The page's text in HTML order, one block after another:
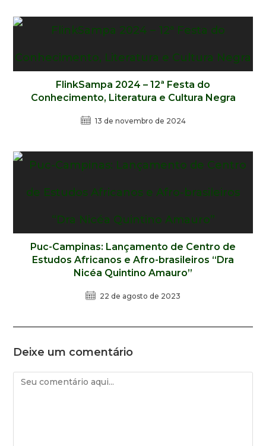
FlinkSampa 2024 – 12ª Festa do
Conhecimento, Literatura e Cultura Negra
13 de novembro de 2024
Puc-Campinas: Lançamento de Centro de
Estudos Africanos e Afro-brasileiros “Dra
Nicéa Quintino Amauro”
22 de agosto de 2023
Deixe um comentário